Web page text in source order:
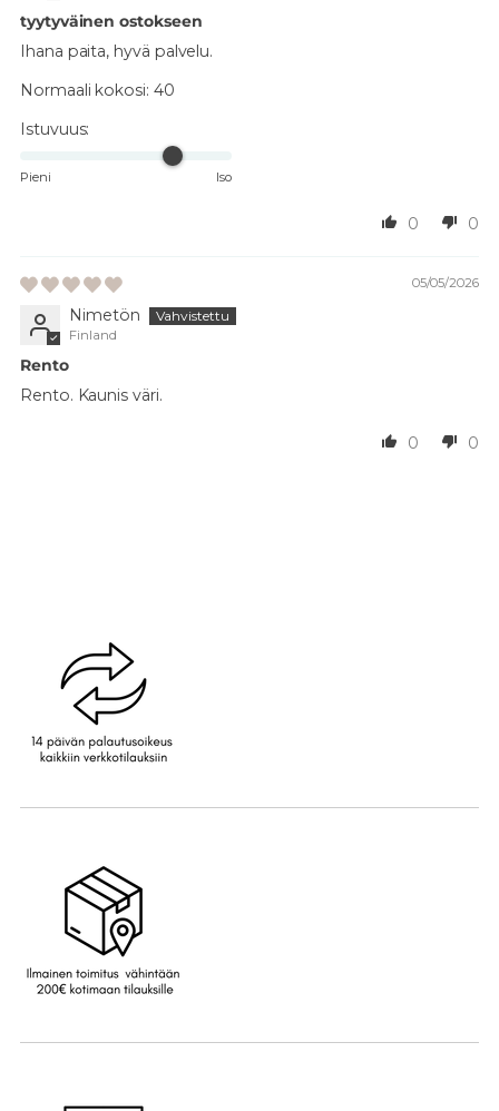
tyytyväinen ostokseen
Ihana paita, hyvä palvelu.
Normaali kokosi: 40
Istuvuus:
Pieni Iso
0 0
05/05/2026
Nimetön
Finland
Rento
Rento. Kaunis väri.
0 0